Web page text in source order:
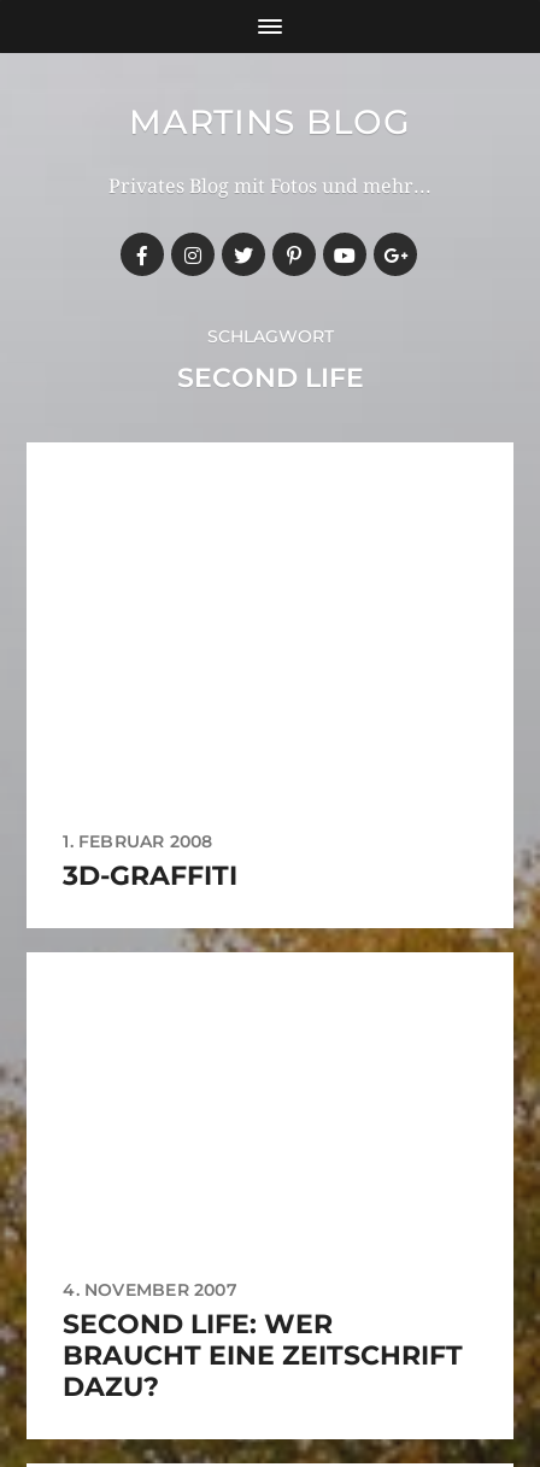
MARTINS BLOG
Privates Blog mit Fotos und mehr...
SCHLAGWORT
SECOND LIFE
1. FEBRUAR 2008
3D-GRAFFITI
4. NOVEMBER 2007
SECOND LIFE: WER
BRAUCHT EINE ZEITSCHRIFT
DAZU?